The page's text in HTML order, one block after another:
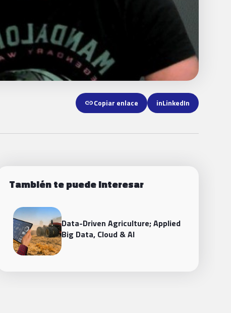
linkCopiar enlace inLinkedIn
También te puede interesar
Data-Driven Agriculture; Applied
Big Data, Cloud & AI